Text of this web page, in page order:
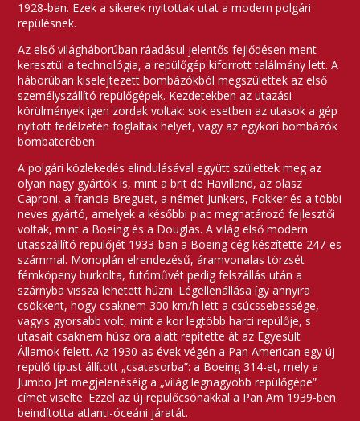
1928-ban. Ezek a sikerek nyitottak utat a modern polgári
repülésnek.
Az első világháborúban ráadásul jelentős fejlődésen ment
keresztül a technológia, a repülőgép kiforrott találmány lett. A
háborúban kiselejtezett bombázókból megszülettek az első
személyszállító repülőgépek. Kezdetekben az utazási
körülmények igen zordak voltak: sok esetben az utasok a gép
nyitott fedélzetén foglaltak helyet, vagy az egykori bombázók
bombaterében.
A polgári közlekedés elindulásával együtt születtek meg az
olyan nagy gyártók is, mint a brit de Havilland, az olasz
Caproni, a francia Breguet, a német Junkers, Fokker és a többi
neves gyártó, amelyek a későbbi piac meghatározó fejlesztői
voltak, mint a Boeing és a Douglas. A világ első modern
utasszállító repülőjét 1933-ban a Boeing cég készítette 247-es
számmal. Monoplán elrendezésű, áramvonalas törzsét
fémköpeny burkolta, futóművét pedig felszállás után a
szárnyba vissza lehetett húzni. Légellenállása így annyira
csökkent, hogy csaknem 300 km/h lett a csúcssebessége,
vagyis gyorsabb volt, mint a kor legtöbb harci repülője, s
utasait csaknem húsz óra alatt repítette át az Egyesült
Államok felett. Az 1930-as évek végén a Pan American egy új
repülő típust állított „csatasorba”: a Boeing 314-et, mely a
Jumbo Jet megjelenéséig a „világ legnagyobb repülőgépe”
címet viselte. Ezzel az új repülőcsónakkal a Pan Am 1939-ben
beindította atlanti-óceáni járatát.